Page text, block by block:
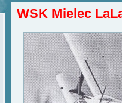
WSK Mielec